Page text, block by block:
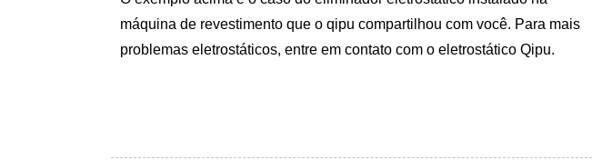
máquina de revestimento que o qipu compartilhou com você. Para mais
problemas eletrostáticos, entre em contato com o eletrostático Qipu.